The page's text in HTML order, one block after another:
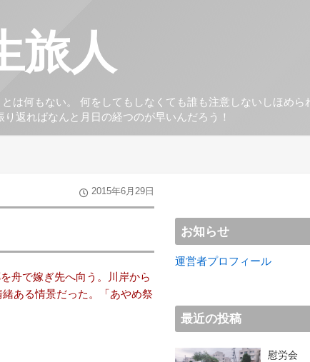
旅人
何もない。 何をしてもしなくても誰も注意しないしほめら
返ればなんと月日の経つのが早いんだろう！
2015年6月29日
舟で嫁ぎ先へ向う。川岸から
ある情景だった。「あやめ祭
お知らせ
運営者プロフィール
最近の投稿
慰労会